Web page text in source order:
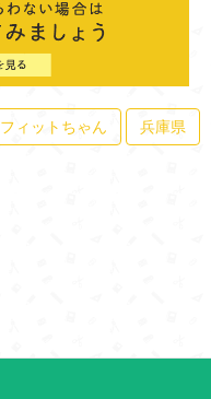
フィットちゃん 兵庫県